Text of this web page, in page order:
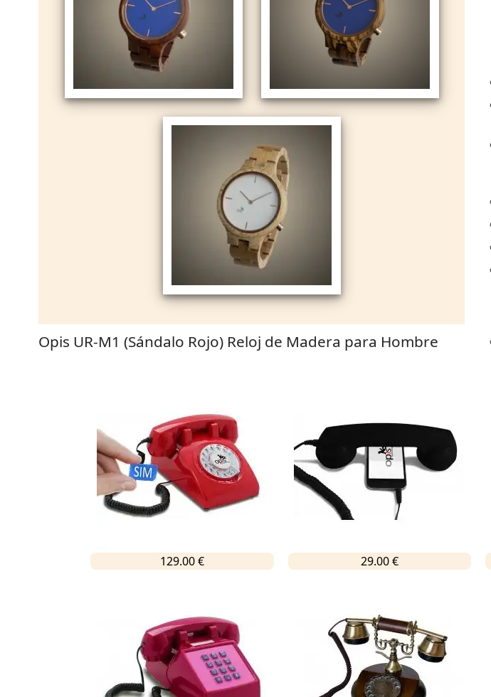
Opis UR-M1 (Sándalo Rojo) Reloj de Madera para Hombre
129.00 € 29.00 €